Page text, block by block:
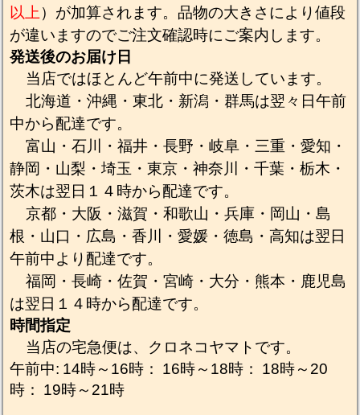
以上 ）が加算されます。品物の大きさにより値段
が違いますのでご注文確認時にご案内します。
発送後のお届け日
当店ではほとんど午前中に発送しています。
北海道・沖縄・東北・新潟・群馬は翌々日午前
中から配達です。
富山・石川・福井・長野・岐阜・三重・愛知・
静岡・山梨・埼玉・東京・神奈川・千葉・栃木・
茨木は翌日１４時から配達です。
京都・大阪・滋賀・和歌山・兵庫・岡山・島
根・山口・広島・香川・愛媛・徳島・高知は翌日
午前中より配達です。
福岡・長崎・佐賀・宮崎・大分・熊本・鹿児島
は翌日１４時から配達です。
時間指定
当店の宅急便は、クロネコヤマトです。
午前中: 14時～16時： 16時～18時：
18時～20
時：
19時～21時